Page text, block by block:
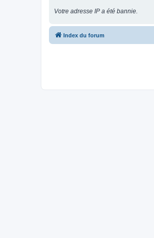
Votre adresse IP a été bannie.
Index du forum